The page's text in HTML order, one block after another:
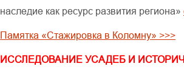
наследие как ресурс развития региона»
Памятка «Стажировка в Коломну» >>>
ИССЛЕДОВАНИЕ УСАДЕБ И